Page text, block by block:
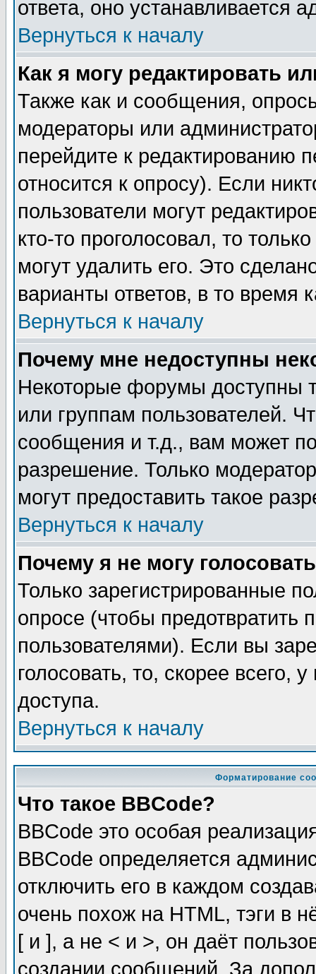
ответа, оно устанавливается
Вернуться к началу
Как я могу редактировать
Также как и сообщения,
модераторы или
перейдите к редактированию
относится к опросу). Если
пользователи могут
кто-то проголосовал, то
могут удалить его. Это
варианты ответов, в то время
Вернуться к началу
Почему мне недоступны
Некоторые форумы доступны
или группам пользователей.
сообщения и т.д., вам может
разрешение. Только
могут предоставить такое
Вернуться к началу
Почему я не могу
Только зарегистрированные
опросе (чтобы предотвратить
пользователями). Если вы
голосовать, то, скорее всего,
доступа.
Вернуться к началу
Форматирование
Что такое BBCode?
BBCode это особая
BBCode определяется
отключить его в каждом
очень похож на HTML, тэги в
[ и ], а не < и >, он даёт
создании сообщений. За